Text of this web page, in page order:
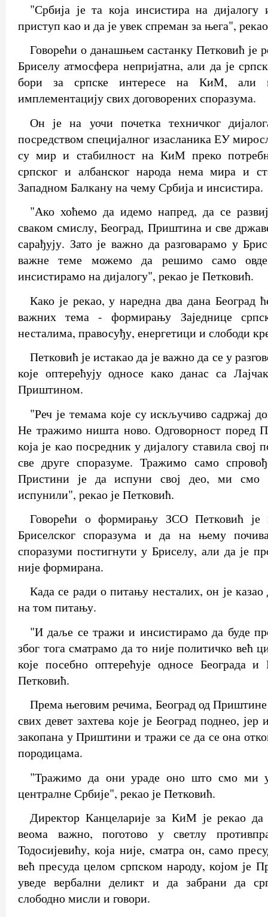
"Србија је та која инсистира на
приступ као и да је увек спреман за њега",
Говорећи о данашњем састанку Петковић је
Бриселу атмосфера непријатна, али да је
бори за српске интересе на КиМ,
имплементацију свих договорених споразума.
Он је на уочи почетка техничког
посредством специјалног изасланика ЕУ
су мир и стабилност на КиМ преко
српског и албанског народа нема мира и
Западном Балкану на чему Србија и инсистира.
"Ако хоћемо да идемо напред, да се
сваком смислу, Београд, Приштина и све
сарађују. Зато је важно да разговарамо у
важне теме можемо да решимо само
инсистирамо на дијалогу", рекао је Петковић.
Како је рекао, у наредна два дана Београд
важних тема - формирању Заједнице
несталима, правосуђу, енергетици и слободи
Петковић је истакао да је важно да се у
које оптерећују односе како данас са
Приштином.
"Реч је темама које су искључиво садржај
Не тражимо ништа ново. Одговорност поред
која је као посредник у дијалогу ставила свој
све друге споразуме. Тражимо само
Пристини је да испуни свој део, ми смо
испунили", рекао је Петковић.
Говорећи о формирању ЗСО Петковић је
Бриселског споразума и да на њему
споразуми постигнути у Бриселу, али да је
није формирана.
Када се ради о питању несталих, он је казао
на том питању.
"И даље се тражи и инсистирамо да буде
због тога сматрамо да то није политичко већ
које посебно оптерећује односе Београда
Петковић.
Према његовим речима, Београд од
свих девет захтева које је Београд поднео,
закопана у Приштини и тражи се да се она
породицама.
"Тражимо да они ураде оно што смо ми
централне Србије", рекао је Петковић.
Директор Канцеларије за КиМ је рекао да
веома важно, поготово у светлу
Тодосијевићу, која није, сматра он, само
већ пресуда целом српском народу, којом је
уведе вербални деликт и да забрани да
слободно мисли и говори.